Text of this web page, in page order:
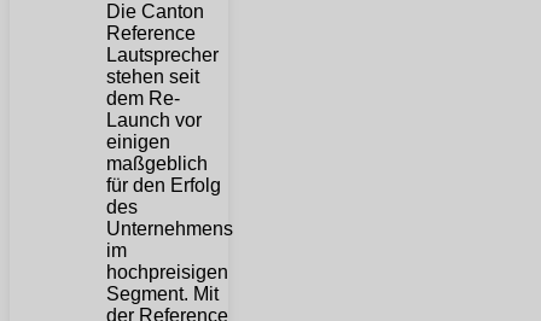
Die Canton
Reference
Lautsprecher
stehen seit
dem Re-
Launch vor
einigen
maßgeblich
für den Erfolg
des
Unternehmens
im
hochpreisigen
Segment. Mit
der Reference